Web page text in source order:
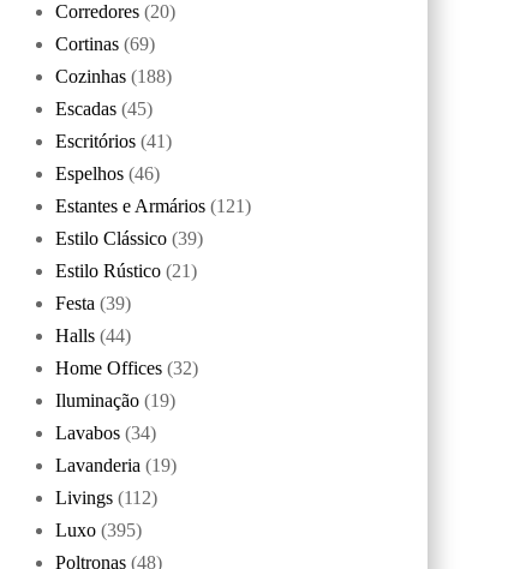
Corredores (20)
Cortinas (69)
Cozinhas (188)
Escadas (45)
Escritórios (41)
Espelhos (46)
Estantes e Armários (121)
Estilo Clássico (39)
Estilo Rústico (21)
Festa (39)
Halls (44)
Home Offices (32)
Iluminação (19)
Lavabos (34)
Lavanderia (19)
Livings (112)
Luxo (395)
Poltronas (48)